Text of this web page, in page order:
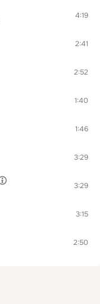
4:19
2:41
2:52
1:40
1:46
3:29
3:29
3:15
2:50